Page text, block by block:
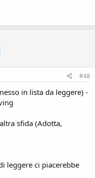
#48
in lista da leggere) -
sfida (Adotta,
leggere ci piacerebbe